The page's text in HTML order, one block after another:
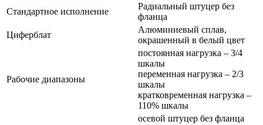
Стандартное исполнение
Радиальный штуцер без
фланца
Циферблат
Алюминиевый сплав,
окрашенный в белый цвет
Рабочие диапазоны
постоянная нагрузка – 3/4
шкалы
переменная нагрузка – 2/3
шкалы
кратковременная нагрузка –
110% шкалы
осевой штуцер без фланца